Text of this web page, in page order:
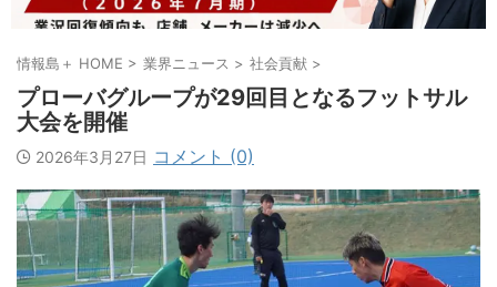
情報島＋ HOME > 業界ニュース > 社会貢献 >
プローバグループが29回目となるフットサル
大会を開催
2026年3月27日 コメント (0)